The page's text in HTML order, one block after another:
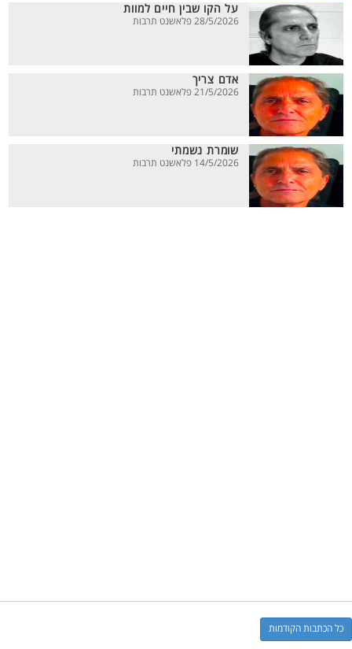
על הקו שבין חיים למוות
28/5/2026 פלאשנט תרבות
אדם צריך
21/5/2026 פלאשנט תרבות
שומרת נשמתי
14/5/2026 פלאשנט תרבות
כל הכתבות הקודמות